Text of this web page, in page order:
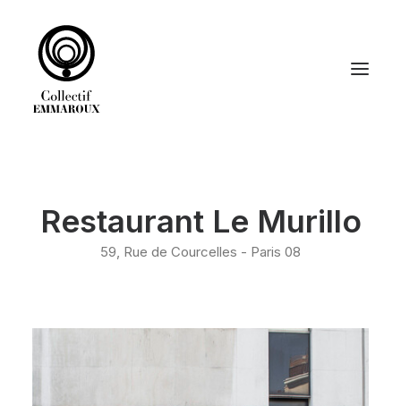
DÉCORATION
GRAPHISME
Restaurant Le Murillo
59, Rue de Courcelles - Paris 08